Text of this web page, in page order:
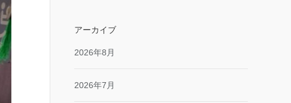
アーカイブ
2026年8月
2026年7月